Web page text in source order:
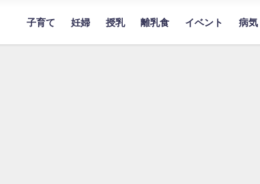
子育て 妊婦 授乳 離乳食 イベント 病気